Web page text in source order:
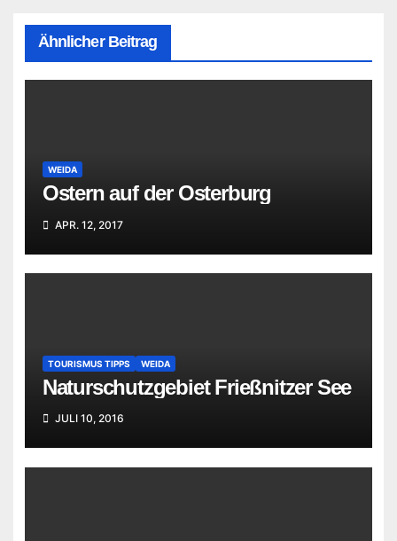
Ähnlicher Beitrag
WEIDA
Ostern auf der Osterburg
APR. 12, 2017
TOURISMUS TIPPS WEIDA
Naturschutzgebiet Frießnitzer See
JULI 10, 2016